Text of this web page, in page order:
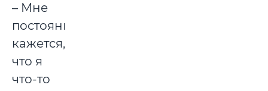
– Мне
постоянно
кажется,
что я
что-то